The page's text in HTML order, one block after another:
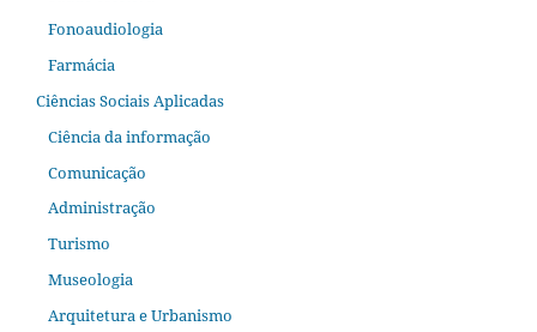
Fonoaudiologia
Farmácia
Ciências Sociais Aplicadas
Ciência da informação
Comunicação
Administração
Turismo
Museologia
Arquitetura e Urbanismo